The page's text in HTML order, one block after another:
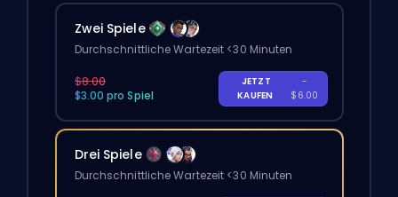
Zwei Spiele
Durchschnittliche Wartezeit <30 Minuten
$8.00
$3.00 pro Spiel
JETZT
KAUFEN
-
$6.00
Drei Spiele
Durchschnittliche Wartezeit <30 Minuten